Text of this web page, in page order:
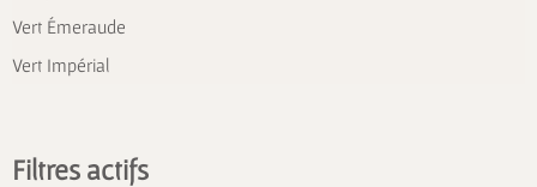
Vert Émeraude
Vert Impérial
Filtres actifs